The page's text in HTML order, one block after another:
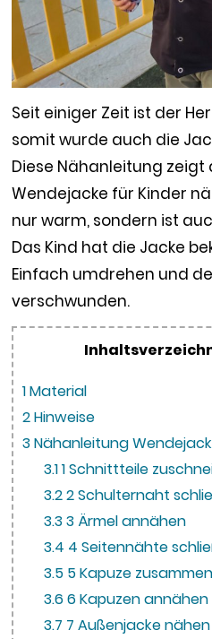
Seit einiger Zeit ist der
somit wurde auch die
Diese Nähanleitung zeigt
Wendejacke für Kinder
nur warm, sondern ist
Das Kind hat die Jacke
Einfach umdrehen und
verschwunden.
1Material
2Hinweise
3Nähanleitung
3.11 Schnittteile
3.22 Schulternaht
3.33 Ärmel annähen
3.4 4 Seitennähte
3.5 5 Kapuze
3.6 6 Kapuzen annähen
3.7 7 Außenjacke nähen